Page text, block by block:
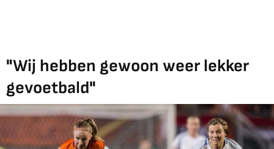
"Wij hebben gewoon weer lekker
gevoetbald"